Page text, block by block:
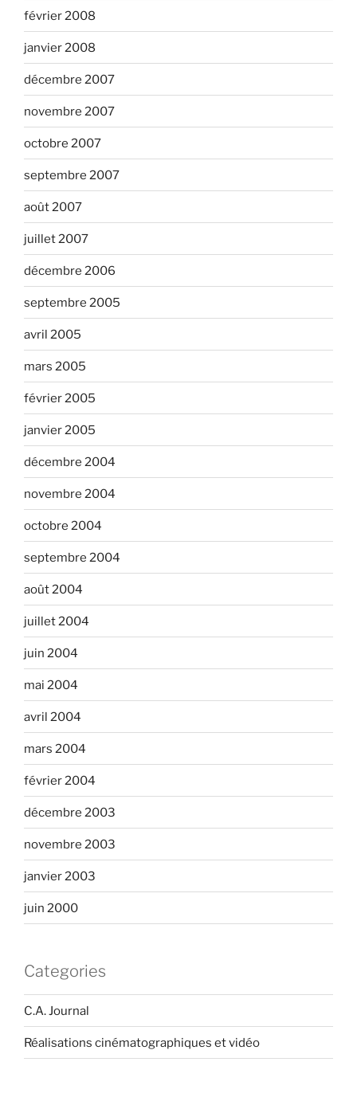
février 2008
janvier 2008
décembre 2007
novembre 2007
octobre 2007
septembre 2007
août 2007
juillet 2007
décembre 2006
septembre 2005
avril 2005
mars 2005
février 2005
janvier 2005
décembre 2004
novembre 2004
octobre 2004
septembre 2004
août 2004
juillet 2004
juin 2004
mai 2004
avril 2004
mars 2004
février 2004
décembre 2003
novembre 2003
janvier 2003
juin 2000
Categories
C.A. Journal
Réalisations cinématographiques et vidéo